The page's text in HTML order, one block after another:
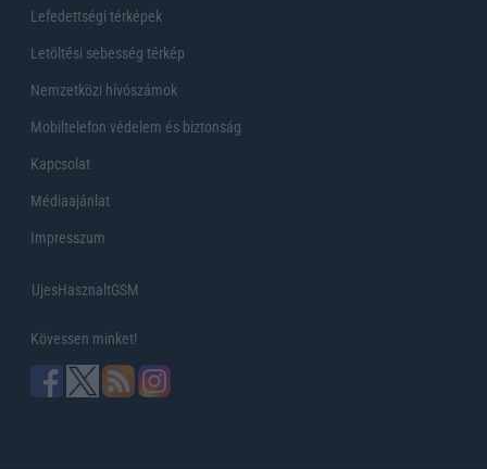
Lefedettségi térképek
Letöltési sebesség térkép
Nemzetközi hívószámok
Mobiltelefon védelem és biztonság
Kapcsolat
Médiaajánlat
Impresszum
UjesHasznaltGSM
Kövessen minket!